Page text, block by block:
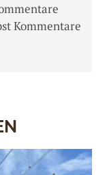
Kommentare